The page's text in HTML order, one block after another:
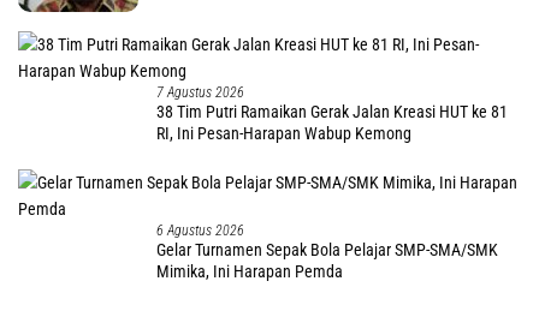
7 Agustus 2026
38 Tim Putri Ramaikan Gerak Jalan Kreasi HUT ke 81
RI, Ini Pesan-Harapan Wabup Kemong
6 Agustus 2026
Gelar Turnamen Sepak Bola Pelajar SMP-SMA/SMK
Mimika, Ini Harapan Pemda